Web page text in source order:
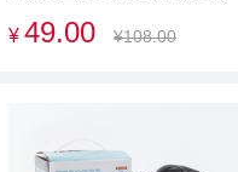
¥ 49.00 ¥108.00